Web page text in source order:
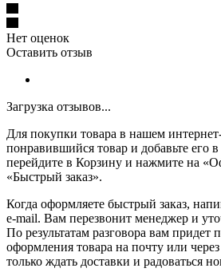
Нет оценок
Оставить отзыв
Загрузка отзывов...
Для покупки товара в нашем
понравившийся товар и добавьте его
перейдите в Корзину и нажмите на
«Быстрый заказ».
Когда оформляете быстрый заказ,
e-mail. Вам перезвонит менеджер и
По результатам разговора вам придет
оформления товара на почту или
только ждать доставки и радоваться